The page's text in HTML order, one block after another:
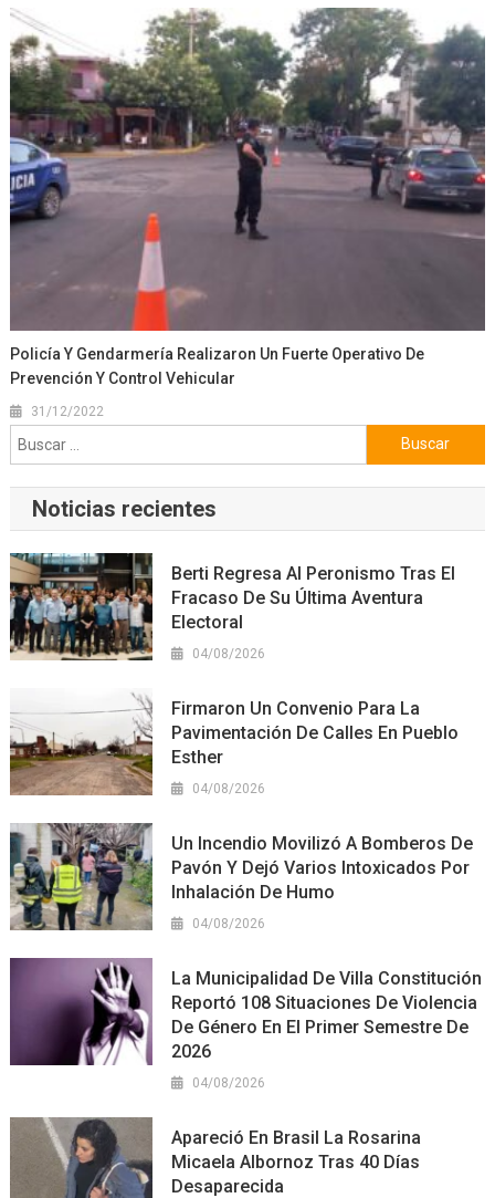
Policía Y Gendarmería Realizaron Un Fuerte Operativo De
Prevención Y Control Vehicular
31/12/2022
Buscar:
Noticias recientes
Berti Regresa Al Peronismo Tras El
Fracaso De Su Última Aventura
Electoral
04/08/2026
Firmaron Un Convenio Para La
Pavimentación De Calles En Pueblo
Esther
04/08/2026
Un Incendio Movilizó A Bomberos De
Pavón Y Dejó Varios Intoxicados Por
Inhalación De Humo
04/08/2026
La Municipalidad De Villa Constitución
Reportó 108 Situaciones De Violencia
De Género En El Primer Semestre De
2026
04/08/2026
Apareció En Brasil La Rosarina
Micaela Albornoz Tras 40 Días
Desaparecida